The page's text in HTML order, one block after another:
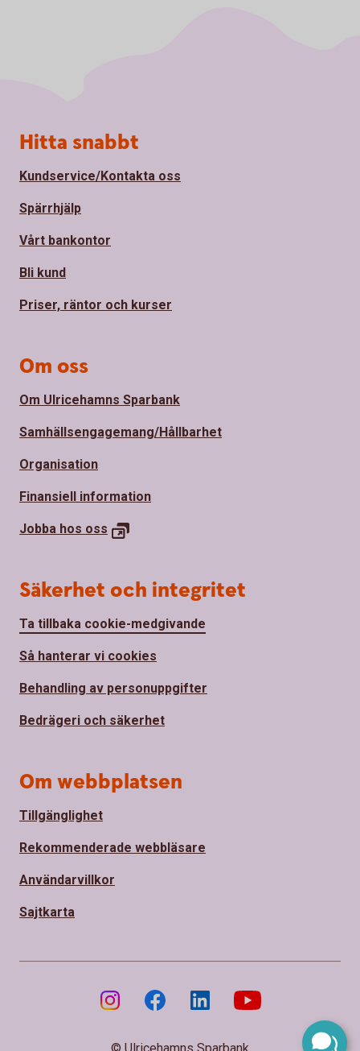
Sidfot
Hitta snabbt
Kundservice/Kontakta oss
Spärrhjälp
Vårt bankontor
Bli kund
Priser, räntor och kurser
Om oss
Om Ulricehamns Sparbank
Samhällsengagemang/Hållbarhet
Organisation
Finansiell information
Jobba hos oss
Säkerhet och integritet
Ta tillbaka cookie-medgivande
Så hanterar vi cookies
Behandling av personuppgifter
Bedrägeri och säkerhet
Om webbplatsen
Tillgänglighet
Rekommenderade webbläsare
Användarvillkor
Sajtkarta